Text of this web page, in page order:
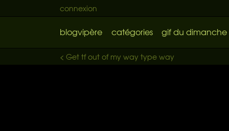
connexion
blogvipère catégories gif du dimanche
< Get tf out of my way type way